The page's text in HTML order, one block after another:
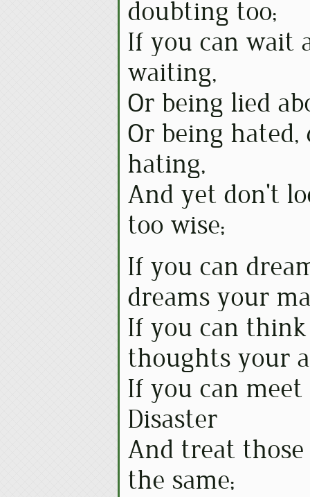
doubting too;
If you can wait
waiting,
Or being lied
Or being
hating,
And yet don't
too wise;
If you can
dreams your
If you can
thoughts your
If you can
Disaster
And treat
the same;